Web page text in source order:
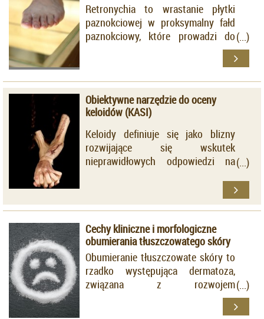
Retronychia to wrastanie płytki
paznokciowej w proksymalny fałd
paznokciowy, które prowadzi do
Obiektywne narzędzie do oceny
keloidów (KASI)
Keloidy definiuje się jako blizny
rozwijające się wskutek
nieprawidłowych odpowiedzi na
wypukłe zmiany, z towarzyszącymi
dolegliwościami subiektywnymi.
Cechy kliniczne i morfologiczne
obumierania tłuszczowatego skóry
Obumieranie tłuszczowate skóry to
rzadko występująca dermatoza,
związana z rozwojem
ziarniniakowego zapalenia skóry,
która dotyczy ok. 1% pacjentów